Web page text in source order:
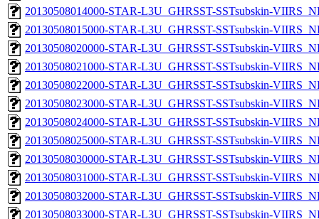
20130508014000-STAR-L3U_GHRSST-SSTsubskin-
20130508015000-STAR-L3U_GHRSST-SSTsubskin-
20130508020000-STAR-L3U_GHRSST-SSTsubskin-
20130508021000-STAR-L3U_GHRSST-SSTsubskin-
20130508022000-STAR-L3U_GHRSST-SSTsubskin-
20130508023000-STAR-L3U_GHRSST-SSTsubskin-
20130508024000-STAR-L3U_GHRSST-SSTsubskin-
20130508025000-STAR-L3U_GHRSST-SSTsubskin-
20130508030000-STAR-L3U_GHRSST-SSTsubskin-
20130508031000-STAR-L3U_GHRSST-SSTsubskin-
20130508032000-STAR-L3U_GHRSST-SSTsubskin-
20130508033000-STAR-L3U_GHRSST-SSTsubskin-